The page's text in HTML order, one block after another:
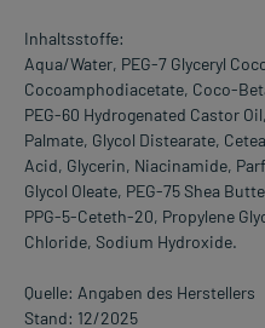
Inhaltsstoffe:
Aqua/Water, PEG-7 Glyceryl
Cocoamphodiacetate, Coco-
PEG-60 Hydrogenated Castor
Palmate, Glycol Distearate,
Acid, Glycerin, Niacinamide,
Glycol Oleate, PEG-75 Shea
PPG-5-Ceteth-20, Propylene
Chloride, Sodium Hydroxide.
Quelle: Angaben des Herstellers
Stand: 12/2025